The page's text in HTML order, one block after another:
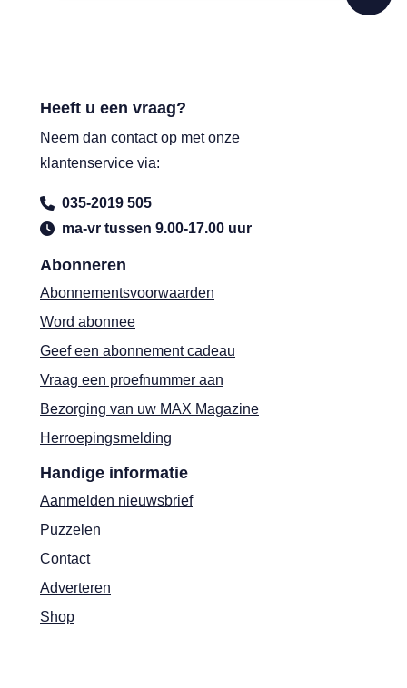
Abonneren
Abonnementsvoorwaarden
Word abonnee
Geef een abonnement cadeau
Vraag een proefnummer aan
Bezorging van uw MAX Magazine
Herroepingsmelding
Handige informatie
Aanmelden nieuwsbrief
Puzzelen
Contact
Adverteren
Shop
Heeft u een vraag?
Neem dan contact op met onze
klantenservice via:
035-2019 505
ma-vr tussen 9.00-17.00 uur